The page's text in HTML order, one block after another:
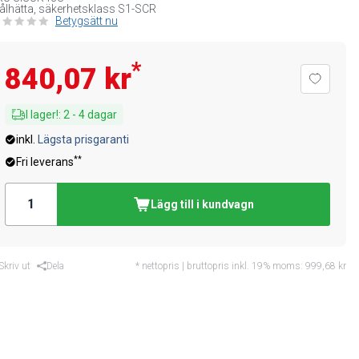
säkerhetsklass S1-SCR
Betygsätt nu
840,07 kr*
I lager!: 2 - 4dagar
inkl.
Lägsta prisgaranti
Fri leverans**
Lägg till i kundvagn
ut Dela * nettopris | bruttopris inkl. 19% moms: 999,68 kr